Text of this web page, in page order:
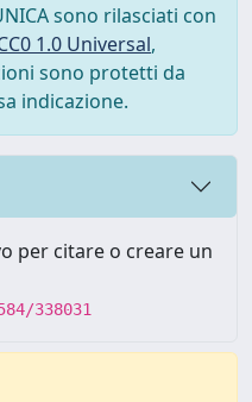
sono rilasciati con
1.0 Universal,
sono protetti da
indicazione.
per citare o creare un
338031